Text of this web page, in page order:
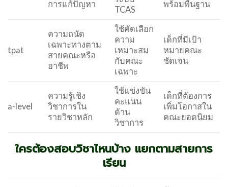
การแก้ปัญหา
TCAS
พร้อมพื้นฐาน
tpat
ความถนัด
เฉพาะทางตาม
สายคณะหรือ
อาชีพ
ใช้คัดเลือก
ความ
เหมาะสม
กับคณะ
เฉพาะ
เด็กที่มีเป้า
หมายคณะ
ชัดเจน
a-level
ความรู้เชิง
วิชาการใน
รายวิชาหลัก
ใช้แข่งขัน
คะแนน
ด้าน
วิชาการ
เด็กที่ต้องการ
เพิ่มโอกาสใน
คณะยอดนิยม
ใครต้องสอบวิชาไหนบ้าง แยกตามสายการ
เรียน